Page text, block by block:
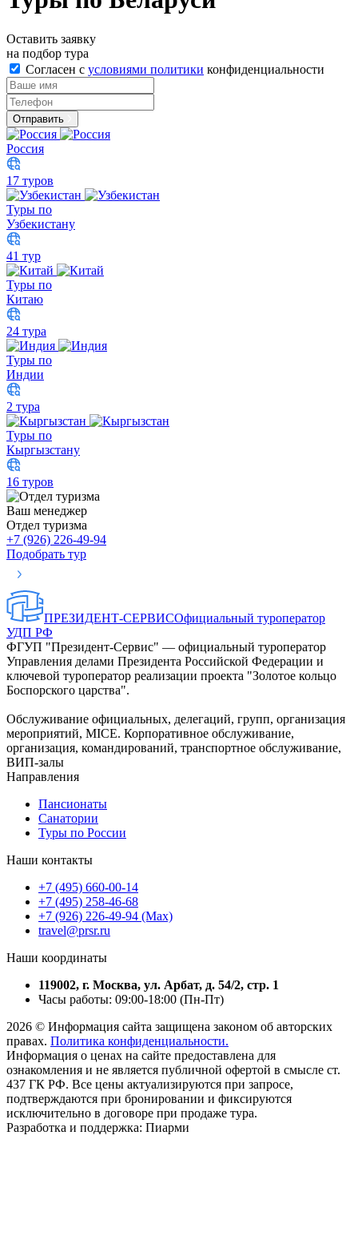
Оставить заявку
на подбор тура
Согласен с условиями политики конфиденциальности
Отправить
Россия
17 туров
Туры по
Узбекистану
41 тур
Туры по
Китаю
24 тура
Туры по
Индии
2 тура
Туры по
Кыргызстану
16 туров
Ваш менеджер
Отдел туризма
+7 (926) 226-49-94
Подобрать тур
ПРЕЗИДЕНТ-СЕРВИСОфициальный туроператор
УДП РФ
ФГУП "Президент-Сервис" — официальный туроператор
Управления делами Президента Российской Федерации и
ключевой туроператор реализации проекта "Золотое кольцо
Боспорского царства".
Обслуживание официальных, делегаций, групп, организация
мероприятий, MICE. Корпоративное обслуживание,
организация, командирований, транспортное обслуживание,
ВИП-залы
Направления
Пансионаты
Санатории
Туры по России
Наши контакты
+7 (495) 660-00-14
+7 (495) 258-46-68
+7 (926) 226-49-94 (Max)
travel@prsr.ru
Наши координаты
119002, г. Москва, ул. Арбат, д. 54/2, стр. 1
Часы работы: 09:00-18:00 (Пн-Пт)
2026 © Информация сайта защищена законом об авторских
правах. Политика конфиденциальности.
Информация о ценах на сайте предоставлена для
ознакомления и не является публичной офертой в смысле ст.
437 ГК РФ. Все цены актуализируются при запросе,
подтверждаются при бронировании и фиксируются
исключительно в договоре при продаже тура.
Разработка и поддержка: Пиарми